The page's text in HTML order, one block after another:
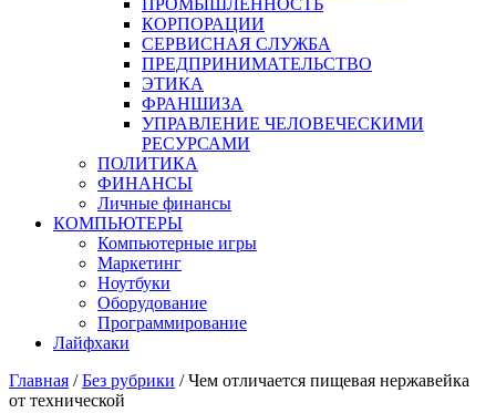
КОРПОРАЦИИ
СЕРВИСНАЯ СЛУЖБА
ПРЕДПРИНИМАТЕЛЬСТВО
ЭТИКА
ФРАНШИЗА
УПРАВЛЕНИЕ ЧЕЛОВЕЧЕСКИМИ
РЕСУРСАМИ
ПОЛИТИКА
ФИНАНСЫ
Личные финансы
КОМПЬЮТЕРЫ
Компьютерные игры
Маркетинг
Ноутбуки
Оборудование
Программирование
Лайфхаки
Главная /Без рубрики /Чем отличается пищевая нержавейка
от технической